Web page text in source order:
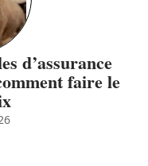
d’assurance
faire le